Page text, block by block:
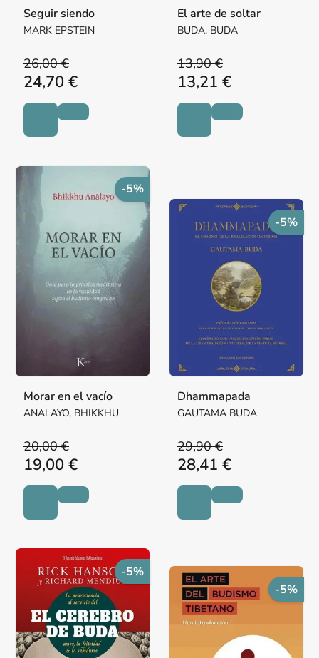
Seguir siendo
MARK EPSTEIN
26,00 €
24,70 €
El arte de soltar
BUDA, BUDA
13,90 €
13,21 €
-5%
Morar en el vacío
ANALAYO, BHIKKHU
20,00 €
19,00 €
-5%
Dhammapada
GAUTAMA BUDA
29,90 €
28,41 €
-5%
-5%